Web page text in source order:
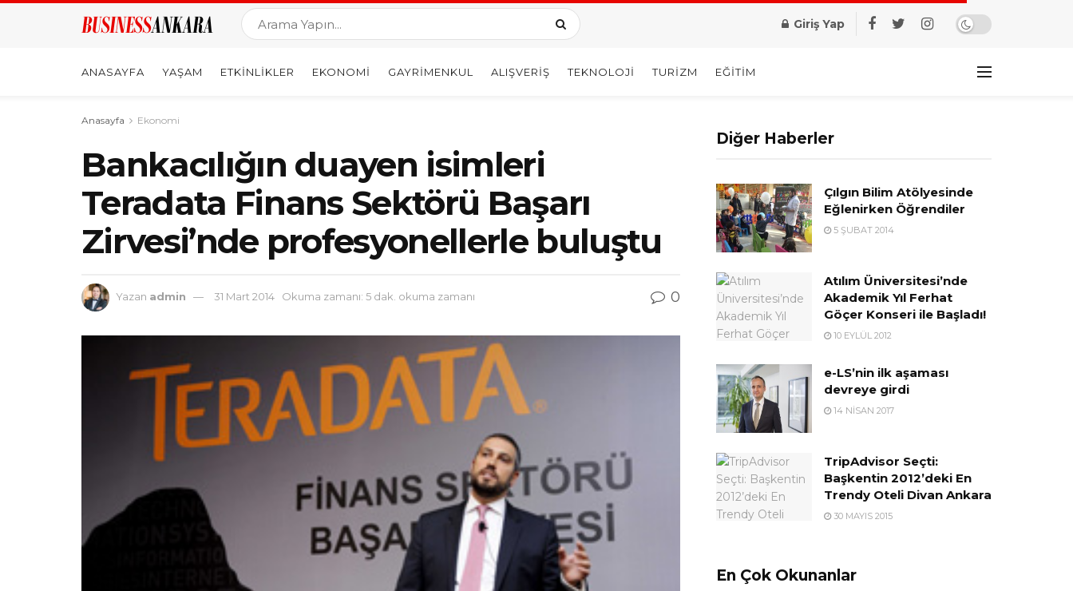
Giriş Yap
ANASAYFA YAŞAM ETKINLIKLER EKONOMI GAYRIMENKUL ALIŞVERIŞ TEKNOLOJI TURIZM EĞITIM
Anasayfa Ekonomi
Bankacılığın duayen isimleri
Teradata Finans Sektörü Başarı
Zirvesi’nde profesyonellerle buluştu
Yazan admin 31 Mart 2014 Okuma zamanı: 5 dak. okuma zamanı 0
Diğer Haberler
Çılgın Bilim Atölyesinde
Eğlenirken Öğrendiler
5 ŞUBAT 2014
Atılım Üniversitesi’nde
Akademik Yıl Ferhat
Göçer Konseri ile Başladı!
10 EYLÜL 2012
e-LS’nin ilk aşaması
devreye girdi
14 NISAN 2017
TripAdvisor Seçti:
Başkentin 2012’deki En
Trendy Oteli Divan Ankara
30 MAYIS 2015
En Çok Okunanlar